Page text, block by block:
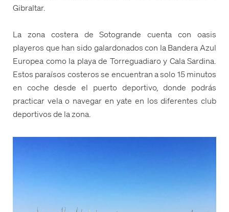
Gibraltar.
La zona costera de Sotogrande cuenta con oasis
playeros que han sido galardonados con la Bandera Azul
Europea como la playa de Torreguadiaro y Cala Sardina.
Estos paraísos costeros se encuentran a solo 15 minutos
en coche desde el puerto deportivo, donde podrás
practicar vela o navegar en yate en los diferentes club
deportivos de la zona.